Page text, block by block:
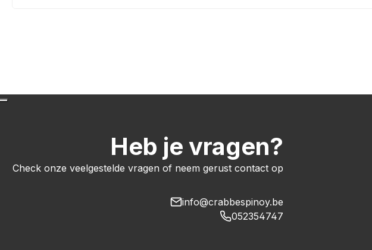
Heb je vragen?
Check onze veelgestelde vragen of neem gerust contact op
info@crabbespinoy.be
052354747